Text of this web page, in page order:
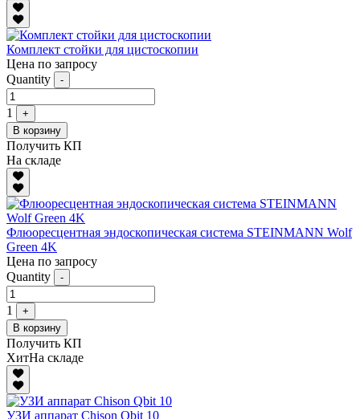
Комплект стойки для цистоскопии
Цена по запросу
Quantity
-
1
+
В корзину
Получить КП
На складе
Флюоресцентная эндоскопическая система STEINMANN Wolf
Green 4K
Цена по запросу
Quantity
-
1
+
В корзину
Получить КП
ХитНа складе
УЗИ аппарат Chison Qbit 10